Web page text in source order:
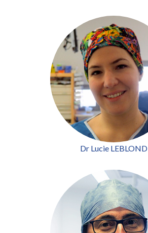
Dr Lucie LEBLOND